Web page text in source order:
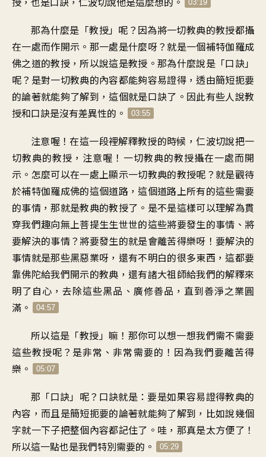
03:19
那為什麼是「教授」呢 ？ 因為將一切教典的教授都攝
在一處而作開示 。 那一處是什麼呀？就是一個補特伽羅成
佛之道的教授 ，所以說這是教授 。那為什麼說是「口訣」
呢？ 是對一切教典的內容都能夠容易證得 ，透由簡短扼要
的論著就能夠了解到 ， 這個就是口訣了 。 因此有些人說教
授和口訣是沒有差異性的 。 03:55
注意喔 ！在這一段裡解釋教授的時候 ，仁波切說把一
切教典的教授 ， 注意喔 ！ 一切教典的教授攝在一處而開
示 。 怎麼可以在一處上顯示一切教典的教授呢 ？就是觀待
於補特伽羅成佛的這個道路 ， 這個道路上所有的這些需要
的事情 ，那就是教典的教授了 。 是不是這樣可以理解為貫
穿我們趣向無上菩提生生世世的這些將要發生的事情 、 將
要解決的事情？ 將要發生的就是會離苦得樂呀 ！要解決的
事情就是那些黑惡業呀 ， 還有不明白的很多東西 ， 這都要
靠佛陀給我們開示的教典 ，還有諸大祖師給我們的解釋來
明了自心 ，去除這些黑品 、 廣修善品，直到善淨之業圓
滿 。 04:57
所以這是「教授」嘛 ！ 那你可以想一想我們需不需要
這些教授呢 ？ 是非常、非常需要的 ！ 因為我們要離苦得
樂 。 05:07
那「口訣」呢？ 口訣就是 ：要是如果容易證得教典的
內容 ，而且是簡短扼要的論著就能夠了解到 ， 比如說幾個
字就一下子把整個內容都記住了 。 哇，那真是太方便了 ！
所以這一點也是我們特別需要的 。 05:29